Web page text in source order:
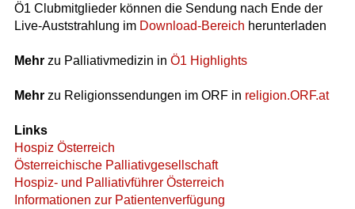
Ö1 Clubmitglieder können die Sendung nach Ende der
Live-Auststrahlung im Download-Bereich herunterladen
Mehrzu Palliativmedizin in Ö1 Highlights
Mehrzu Religionssendungen im ORF in religion.ORF.at
Links
Hospiz Österreich
Österreichische Palliativgesellschaft
Hospiz- und Palliativführer Österreich
Informationen zur Patientenverfügung